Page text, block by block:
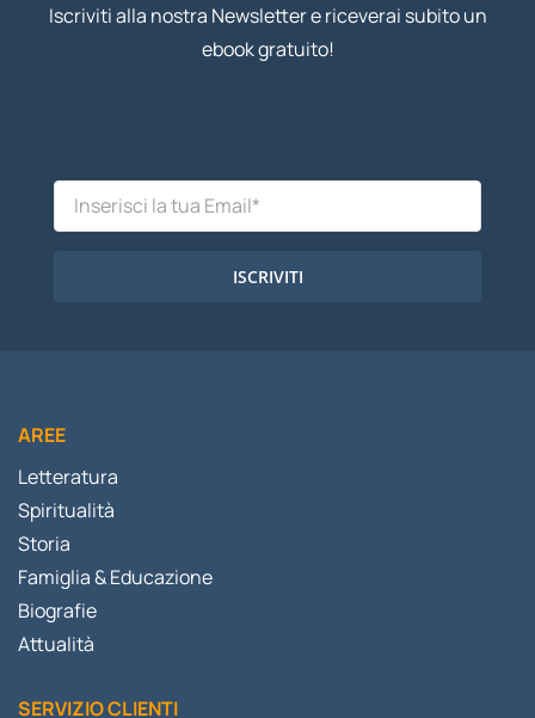
Iscriviti alla nostra Newsletter e riceverai subito un
ebook gratuito!
ISCRIVITI
AREE
Letteratura
Spiritualità
Storia
Famiglia & Educazione
Biografie
Attualità
SERVIZIO CLIENTI